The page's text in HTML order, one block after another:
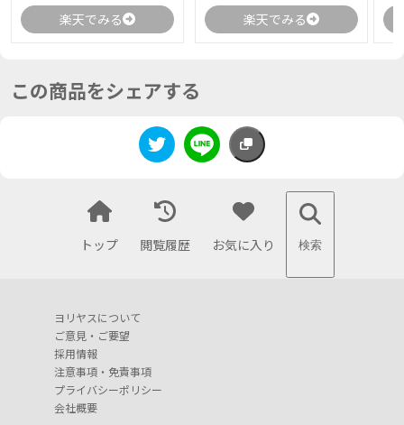
楽天でみる 楽天でみる
この商品をシェアする
トップ 閲覧履歴 お気に入り 検索
ヨリヤスについて
ご意見・ご要望
採用情報
注意事項・免責事項
プライバシーポリシー
会社概要